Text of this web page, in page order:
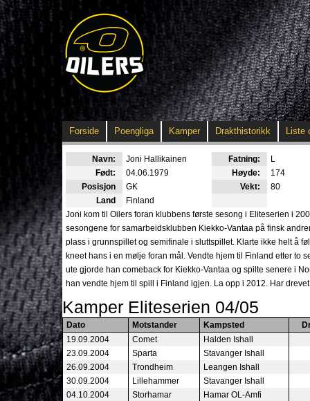
Forside Poengliga Kamper Drakthistorikk Liste
Navn: Joni Hallikainen Fatning:
L
Født:
04.06.1979 Høyde:
174
Posisjon
GK Vekt:
80
Land
Finland
Joni kom til Oilers foran klubbens første sesong i Eliteserien i
sesongene for samarbeidsklubben Kiekko-Vantaa på finsk
plass i grunnspillet og semifinale i sluttspillet. Klarte ikke helt å
kneet hans i en mølje foran mål. Vendte hjem til Finland etter to
ute gjorde han comeback for Kiekko-Vantaa og spilte senere i
han vendte hjem til spill i Finland igjen. La opp i 2012. Har
Kamper Eliteserien 04/05
Dato Motstander Kampsted
19.09.2004
Comet
Halden Ishall
23.09.2004
Sparta
Stavanger Ishall
26.09.2004
Trondheim
Leangen Ishall
30.09.2004
Lillehammer
Stavanger Ishall
04.10.2004
Storhamar
Hamar OL-Amfi